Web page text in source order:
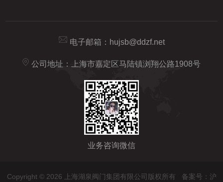
电子邮箱： hujsb@ddzf.net
公司地址：上海市嘉定区马陆镇浏翔公路1908号
业务咨询微信
Copyright © 2026 上海湖泉阀门集团有限公司版权所有 备案号：沪